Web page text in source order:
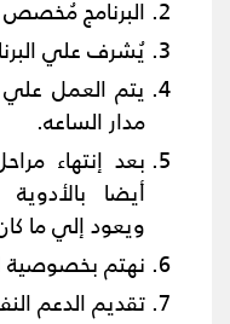
البرنامج مُخصص
يُشرف علي
يتم العمل
مدار الساعه.
بعد إنتهاء
أيضا
ويعود إلي ما
نهتم
تقديم الدعم